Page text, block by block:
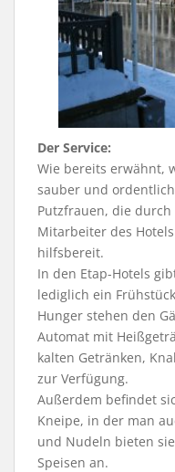
Der Service:
Wie bereits erwähnt,
sauber und
Putzfrauen, die
Mitarbeiter des
hilfsbereit.
In den Etap-Hotels
lediglich ein
Hunger stehen den
Automat mit
kalten Getränken,
zur Verfügung.
Außerdem befindet
Kneipe, in der man
und Nudeln bieten
Speisen an.